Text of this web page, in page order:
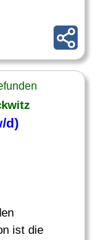
d)
ist die